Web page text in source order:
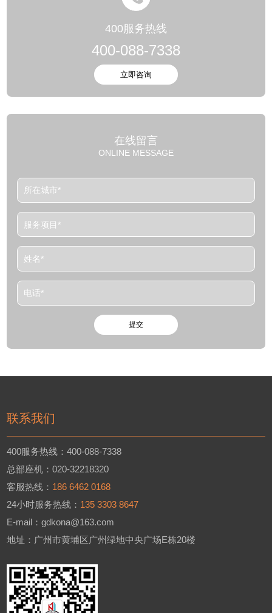
400服务热线
400-088-7338
在线留言
ONLINE MESSAGE
联系我们
400服务热线：400-088-7338
总部座机：020-32218320
客服热线： 186 6462 0168
24小时服务热线： 135 3303 8647
E-mail：gdkona@163.com
地址：广州市黄埔区广州绿地中央广场E栋20楼